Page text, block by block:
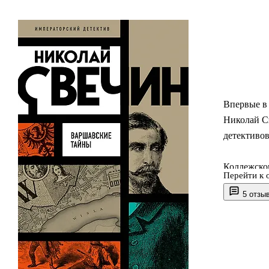
5
Впервые в
Николай
снова
Перейти к